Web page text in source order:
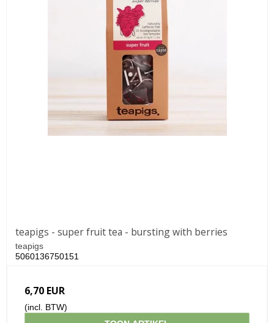
teapigs - super fruit tea - bursting with berries
teapigs
5060136750151
6,70 EUR
(incl. BTW)